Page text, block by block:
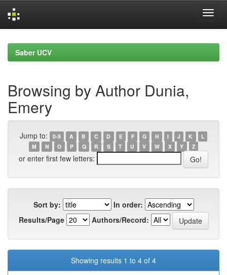
navigationSaber UCV
Browsing by Author Dunia,
Emery
Jump to: 0-9 A B C D E F G H I J K
L
M
N O P Q R S T U V W X Y Z
or enter first few letters:
Sort by:
In order:
Results/Page
Authors/Record:
Showing results 1 to 4 of 4